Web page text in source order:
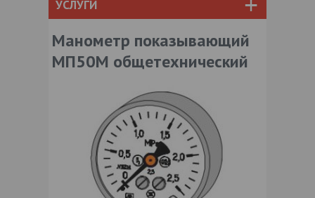
УСЛУГИ
Манометр показывающий
МП50М общетехнический